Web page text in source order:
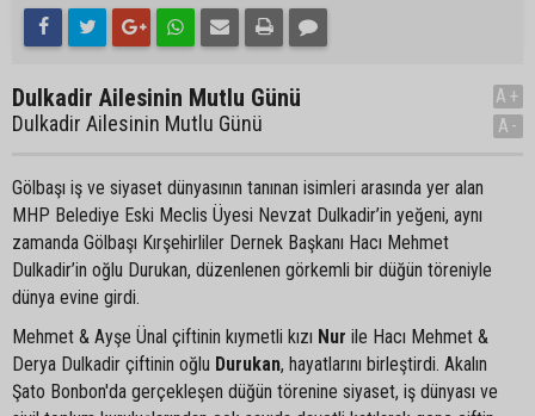
Dulkadir Ailesinin Mutlu Günü
Dulkadir Ailesinin Mutlu Günü
A+
A-
Gölbaşı iş ve siyaset dünyasının tanınan isimleri arasında yer alan
MHP Belediye Eski Meclis Üyesi Nevzat Dulkadir’in yeğeni, aynı
zamanda Gölbaşı Kırşehirliler Dernek Başkanı Hacı Mehmet
Dulkadir’in oğlu Durukan, düzenlenen görkemli bir düğün töreniyle
dünya evine girdi.
Mehmet & Ayşe Ünal çiftinin kıymetli kızı Nur ile Hacı Mehmet &
Derya Dulkadir çiftinin oğlu Durukan, hayatlarını birleştirdi. Akalın
Şato Bonbon'da gerçekleşen düğün törenine siyaset, iş dünyası ve